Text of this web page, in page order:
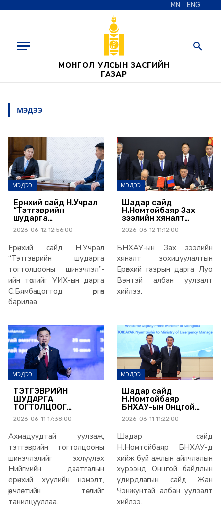
MN ENG
МОНГОЛ УЛСЫН ЗАСГИЙН
ГАЗАР
МЭДЭЭ
МЭДЭЭ
Ерөнхий сайд Н.Учрал
“Тэтгэврийн
шударга
тогтолцооны
шинэчлэл”-ийн
төслийг УИХ-ын
даргад өргөн барилаа
2026-06-12 12:56:00
Ерөнхий сайд Н.Учрал
“Тэтгэврийн шударга
тогтолцооны шинэчлэл”-
ийн төслийг УИХ-ын дарга
С.Бямбацогтод өргөн
барилаа
МЭДЭЭ
Шадар сайд
Н.Номтойбаяр Зах
зээлийн хяналт
зохицуулалтын
Ерөнхий газарт
ажиллаж, Стандарт,
хэмжил зүйн газар
хамтын
ажиллагааны төлөвлөгөөг
баталгаажууллаа
2026-06-12 11:12:00
БНХАУ-ын Зах зээлийн
хяналт зохицуулалтын
Ерөнхий газрын дарга Луо
Вэнтэй албан уулзалт
хийлээ.
МЭДЭЭ
ТЭТГЭВРИЙН
ШУДАРГА
ТОГТОЛЦООГ
БҮРДҮҮЛЖ,
ХӨДӨЛМӨР
ДЭМЖИНЭ
2026-06-11 17:38:00
Ахмадуудтай уулзаж,
тэтгэврийн тогтолцооны
шинэчлэлийг эхлүүлэх
Нийгмийн даатгалын
ерөнхий хуулийн нэмэлт,
өөрчлөлтийн төслийг
танилцууллаа.
МЭДЭЭ
Шадар сайд
Н.Номтойбаяр
БНХАУ-ын Онцгой
байдлын
удирдлагын яамтай
технологи, тоног
төхөөрөмжийн чиглэлээр
хамтран ажиллана
2026-06-11 11:22:00
Шадар сайд
Н.Номтойбаяр БНХАУ-д
хийж буй ажлын айлчлалын
хүрээнд Онцгой байдлын
удирдлагын сайд Жан
Чэнжунтай албан уулзалт
хийлээ.